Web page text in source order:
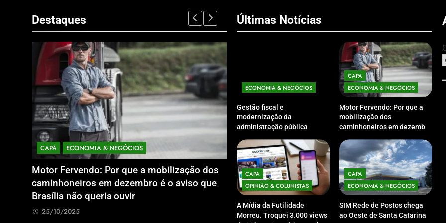
Destaques
CAPA ECONOMIA & NEGÓCIOS
Motor Fervendo: Por que a mobilização dos
caminhoneiros em dezembro é o aviso que
Brasília não queria ouvir
25/10/2025
CAPA OPINIÃO & COLUNISTAS
A Mídia da Futilidade Morreu. Troquei 3.000
views de 24h por 1 notícia que dura 10 anos.
25/10/2025
CAPA
SIM
Últimas Notícias
ECONOMIA & NEGÓCIOS
Gestão fiscal e
modernização da
administração pública
Auditores Estaduais de
Finanças Públicas em
Florianópolis
CAPA
ECONOMIA & NEGÓCIOS
Motor Fervendo: Por que a
mobilização dos
caminhoneiros em dezembro
queria ouvir
CAPA
OPINIÃO & COLUNISTAS
A Mídia da Futilidade
Morreu. Troquei 3.000 views
CAPA
ECONOMIA & NEGÓCIOS
SIM Rede de Postos chega
ao Oeste de Santa Catarina